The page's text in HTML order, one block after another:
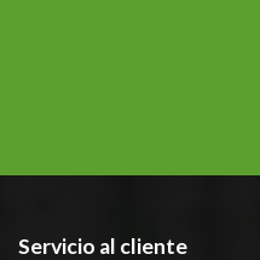
Servicio al cliente